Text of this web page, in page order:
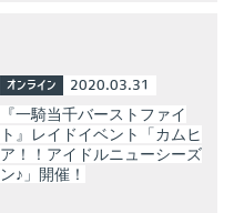
オンライン 2020.03.31
『一騎当千バーストファイ
ト』レイドイベント「カムヒ
ア！！アイドルニューシーズ
ン♪」開催！